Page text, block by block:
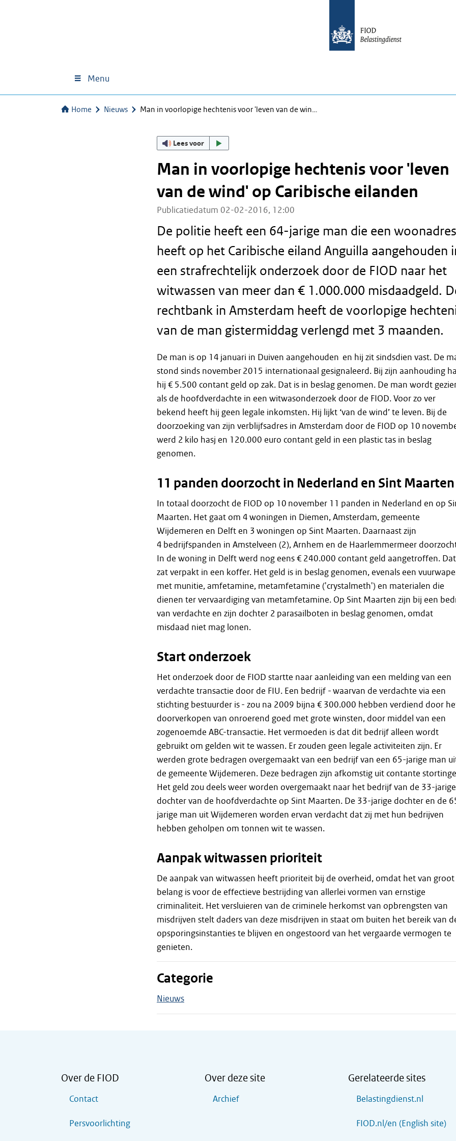
Menu
Home Nieuws Man in voorlopige hechtenis voor 'leven van de win…
Lees voor
Man in voorlopige hechtenis voor 'leven
van de wind' op Caribische eilanden
Publicatiedatum 02-02-2016, 12:00
De politie heeft een 64-jarige man die een woonadres
heeft op het Caribische eiland Anguilla aangehouden
een strafrechtelijk onderzoek door de FIOD naar het
witwassen van meer dan € 1.000.000 misdaadgeld.
rechtbank in Amsterdam heeft de voorlopige
van de man gistermiddag verlengd met 3 maanden.
De man is op 14 januari in Duiven aangehouden en hij zit sindsdien vast. De
stond sinds november 2015 internationaal gesignaleerd. Bij zijn aanhouding
hij € 5.500 contant geld op zak. Dat is in beslag genomen. De man wordt
als de hoofdverdachte in een witwasonderzoek door de FIOD. Voor zo ver
bekend heeft hij geen legale inkomsten. Hij lijkt ‘van de wind’ te leven. Bij de
doorzoeking van zijn verblijfsadres in Amsterdam door de FIOD op 10
werd 2 kilo hasj en 120.000 euro contant geld in een plastic tas in beslag
genomen.
11 panden doorzocht in Nederland en Sint Maarten
In totaal doorzocht de FIOD op 10 november 11 panden in Nederland en op
Maarten. Het gaat om 4 woningen in Diemen, Amsterdam, gemeente
Wijdemeren en Delft en 3 woningen op Sint Maarten. Daarnaast zijn
4 bedrijfspanden in Amstelveen (2), Arnhem en de Haarlemmermeer
In de woning in Delft werd nog eens € 240.000 contant geld aangetroffen. Dat
zat verpakt in een koffer. Het geld is in beslag genomen, evenals een
met munitie, amfetamine, metamfetamine ('crystalmeth') en materialen die
dienen ter vervaardiging van metamfetamine. Op Sint Maarten zijn bij een
van verdachte en zijn dochter 2 parasailboten in beslag genomen, omdat
misdaad niet mag lonen.
Start onderzoek
Het onderzoek door de FIOD startte naar aanleiding van een melding van een
verdachte transactie door de FIU. Een bedrijf - waarvan de verdachte via een
stichting bestuurder is - zou na 2009 bijna € 300.000 hebben verdiend door
doorverkopen van onroerend goed met grote winsten, door middel van een
zogenoemde ABC-transactie. Het vermoeden is dat dit bedrijf alleen wordt
gebruikt om gelden wit te wassen. Er zouden geen legale activiteiten zijn. Er
werden grote bedragen overgemaakt van een bedrijf van een 65-jarige man
de gemeente Wijdemeren. Deze bedragen zijn afkomstig uit contante
Het geld zou deels weer worden overgemaakt naar het bedrijf van de 33-jarige
dochter van de hoofdverdachte op Sint Maarten. De 33-jarige dochter en de
jarige man uit Wijdemeren worden ervan verdacht dat zij met hun bedrijven
hebben geholpen om tonnen wit te wassen.
Aanpak witwassen prioriteit
De aanpak van witwassen heeft prioriteit bij de overheid, omdat het van groot
belang is voor de effectieve bestrijding van allerlei vormen van ernstige
criminaliteit. Het versluieren van de criminele herkomst van opbrengsten van
misdrijven stelt daders van deze misdrijven in staat om buiten het bereik van
opsporingsinstanties te blijven en ongestoord van het vergaarde vermogen te
genieten.
Categorie
Nieuws
Over de FIOD
Contact
Persvoorlichting
Over deze site
Archief
Gerelateerde sites
Belastingdienst.nl
FIOD.nl/en (English site)